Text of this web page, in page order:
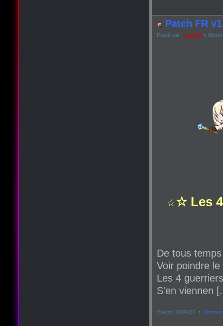
Patch FR
Posté par: Lyan53 »
☆☆ Les
De tous
Voir poindre
Les 4
S'en viennen
Vue(s): 1994320 •